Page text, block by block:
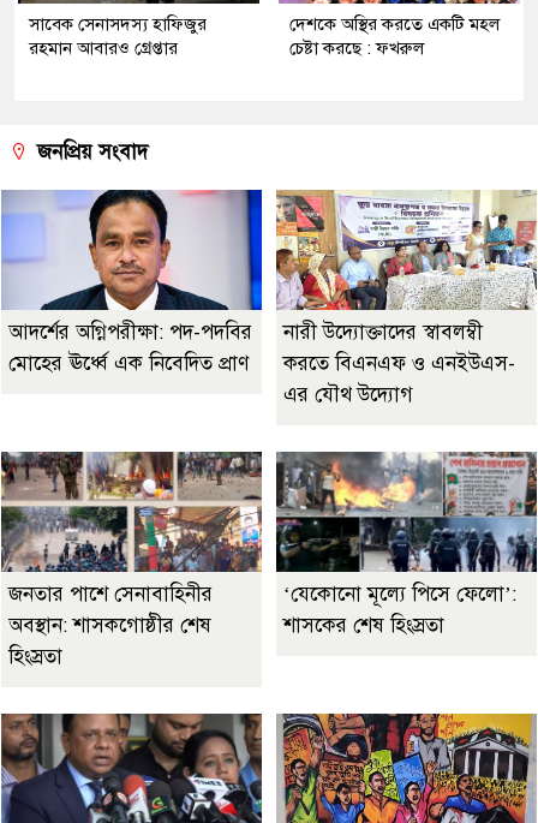
সাবেক সেনাসদস্য হাফিজুর
রহমান আবারও গ্রেপ্তার
দেশকে অস্থির করতে একটি মহল
চেষ্টা করছে : ফখরুল
জনপ্রিয় সংবাদ
আদর্শের অগ্নিপরীক্ষা: পদ-পদবির
মোহের ঊর্ধ্বে এক নিবেদিত প্রাণ
নারী উদ্যোক্তাদের স্বাবলম্বী
করতে বিএনএফ ও এনইউএস-
এর যৌথ উদ্যোগ
জনতার পাশে সেনাবাহিনীর
অবস্থান: শাসকগোষ্ঠীর শেষ
হিংস্রতা
‘যেকোনো মূল্যে পিসে ফেলো’:
শাসকের শেষ হিংস্রতা